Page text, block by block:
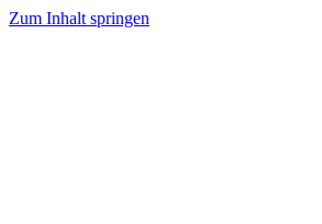
Zum Inhalt springen